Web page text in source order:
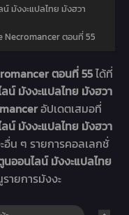
มังงะแปลไทย มังฮวา
Necromancer ตอนที่ 55
ตอนที่ 55ได้ที่
น์ มังงะแปลไทย มังฮวา
อัปเดตเสมอที่
น์ มังงะแปลไทย มังฮวา
น ๆ รายการคอลเลกชั่
นออนไลน์ มังงะแปลไทย
ายการมังงะ